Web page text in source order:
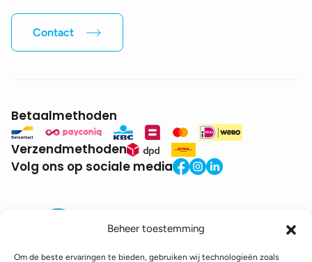
Beheer toestemming
Om de beste ervaringen te bieden, gebruiken wij technologieën zoals
Contact
Betaalmethoden
Verzendmethoden
Volg ons op sociale media